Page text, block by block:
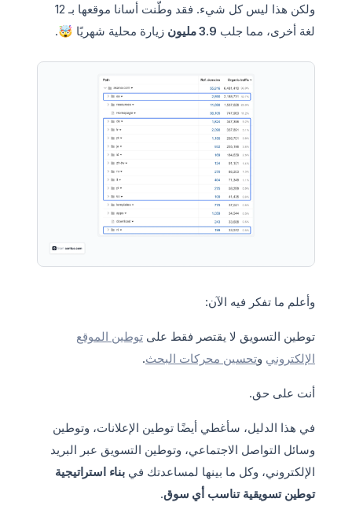
ولكن هذا ليس كل شيء. فقد وطّنت أسانا موقعها بـ 12
لغة أخرى، مما جلب 3.9 مليون زيارة محلية شهريًا 🤯.
وأعلم ما تفكر فيه الآن:
توطين التسويق لا يقتصر فقط على توطين الموقع
الإلكتروني وتحسين محركات البحث.
أنت على حق.
في هذا الدليل، سأغطي أيضًا توطين الإعلانات، وتوطين
وسائل التواصل الاجتماعي، وتوطين التسويق عبر البريد
الإلكتروني، وكل ما بينها لمساعدتك في بناء استراتيجية
توطين تسويقية تناسب أي سوق.